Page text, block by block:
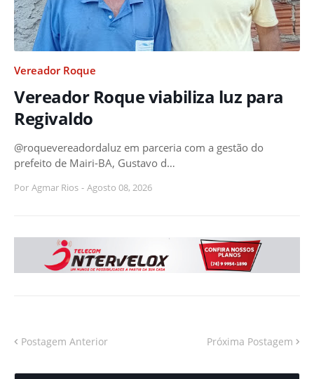
Vereador Roque
Vereador Roque viabiliza luz para
Regivaldo
@roquevereadordaluz em parceria com a gestão do
prefeito de Mairi-BA, Gustavo d…
Por Agmar Rios - Agosto 08, 2026
Postagem Anterior Próxima Postagem